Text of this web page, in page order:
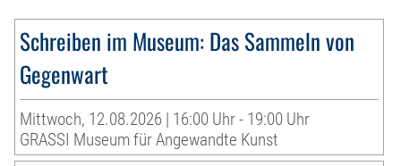
Schreiben im Museum: Das Sammeln von
Gegenwart
Mittwoch, 12.08.2026 | 16:00 Uhr - 19:00 Uhr
GRASSI Museum für Angewandte Kunst